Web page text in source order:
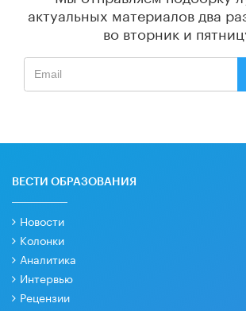
актуальных материалов два
во вторник и
ВЕСТИ ОБРАЗОВАНИЯ
Новости
Колонки
Аналитика
Интервью
Рецензии